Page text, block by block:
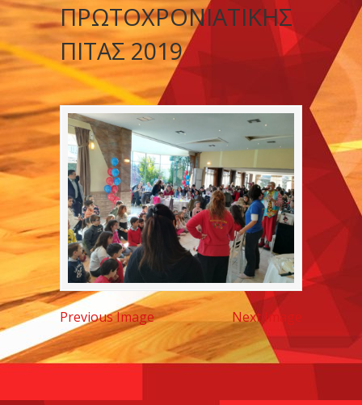
ΠΡΩΤΟΧΡΟΝΙΑΤΙΚΗΣ
ΠΙΤΑΣ 2019
Previous Image Next Image